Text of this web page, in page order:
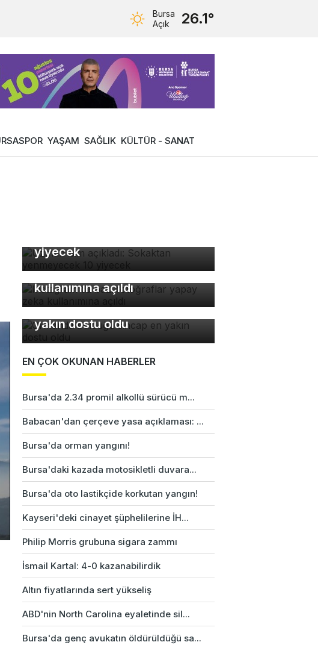
Bursa
Açık
26.1°
YAŞAM SAĞLIK KÜLTÜR - SANAT
yiyecek
Instagram'da bazı
fotoğraflar yapay zeka
kullanımına açıldı
Ormanda bulduğu sincap en
yakın dostu oldu
EN ÇOK OKUNAN HABERLER
Bursa'da 2.34 promil alkollü sürücü m...
Babacan'dan çerçeve yasa açıklaması: ...
Bursa'da orman yangını!
Bursa'daki kazada motosikletli duvara...
Bursa'da oto lastikçide korkutan yangın!
Kayseri'deki cinayet şüphelilerine İH...
Philip Morris grubuna sigara zammı
İsmail Kartal: 4-0 kazanabilirdik
Altın fiyatlarında sert yükseliş
ABD'nin North Carolina eyaletinde sil...
Bursa'da genç avukatın öldürüldüğü sa...